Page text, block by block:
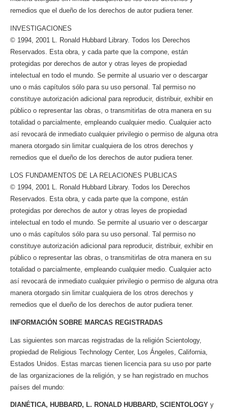
remedios que el dueño de los derechos de autor pudiera tener.
INVESTIGACIONES
© 1994, 2001 L. Ronald Hubbard Library. Todos los Derechos
Reservados. Esta obra, y cada parte que la compone, están
protegidas por derechos de autor y otras leyes de propiedad
intelectual en todo el mundo. Se permite al usuario ver o descargar
uno o más capítulos sólo para su uso personal. Tal permiso no
constituye autorización adicional para reproducir, distribuir, exhibir en
público o representar las obras, o transmitirlas de otra manera en su
totalidad o parcialmente, empleando cualquier medio. Cualquier acto
así revocará de inmediato cualquier privilegio o permiso de alguna otra
manera otorgado sin limitar cualquiera de los otros derechos y
remedios que el dueño de los derechos de autor pudiera tener.
LOS FUNDAMENTOS DE LA RELACIONES PUBLICAS
© 1994, 2001 L. Ronald Hubbard Library. Todos los Derechos
Reservados. Esta obra, y cada parte que la compone, están
protegidas por derechos de autor y otras leyes de propiedad
intelectual en todo el mundo. Se permite al usuario ver o descargar
uno o más capítulos sólo para su uso personal. Tal permiso no
constituye autorización adicional para reproducir, distribuir, exhibir en
público o representar las obras, o transmitirlas de otra manera en su
totalidad o parcialmente, empleando cualquier medio. Cualquier acto
así revocará de inmediato cualquier privilegio o permiso de alguna otra
manera otorgado sin limitar cualquiera de los otros derechos y
remedios que el dueño de los derechos de autor pudiera tener.
INFORMACIÓN SOBRE MARCAS REGISTRADAS
Las siguientes son marcas registradas de la religión Scientology,
propiedad de Religious Technology Center, Los Ángeles, California,
Estados Unidos. Estas marcas tienen licencia para su uso por parte
de las organizaciones de la religión, y se han registrado en muchos
países del mundo:
DIANÉTICA, HUBBARD, L. RONALD HUBBARD, SCIENTOLOGY y